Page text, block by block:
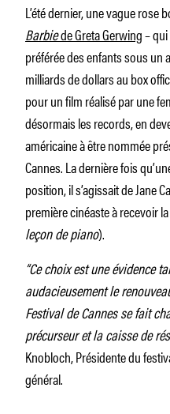
L’été dernier, une vague rose
Barbiede Greta Gerwing–
préférée des enfants sous un
milliards de dollars au box
pour un film réalisé par une
désormais les records, en
américaine à être nommée
Cannes. La dernière fois
position, il s’agissait de Jane
première cinéaste à recevoir
leçon de piano).
“Ce choix est une évidence
audacieusement le
Festival de Cannes se fait
précurseur et la caisse de
Knobloch, Présidente du
général.